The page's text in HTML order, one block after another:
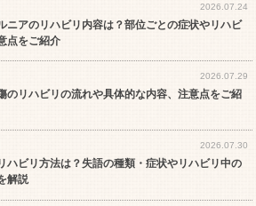
2026.07.24
ニアのリハビリ内容は？部位ごとの症状やリハビ
点をご紹介
2026.07.29
のリハビリの流れや具体的な内容、注意点をご紹
2026.07.30
ハビリ方法は？失語の種類・症状やリハビリ中の
解説